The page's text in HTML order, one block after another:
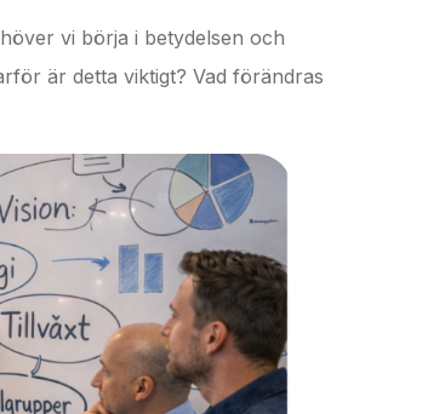
vi börja i betydelsen och
är detta viktigt? Vad förändras